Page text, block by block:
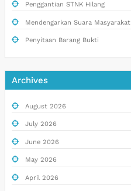
Penggantian STNK Hilang
Mendengarkan Suara Masyarakat
Penyitaan Barang Bukti
Archives
August 2026
July 2026
June 2026
May 2026
April 2026